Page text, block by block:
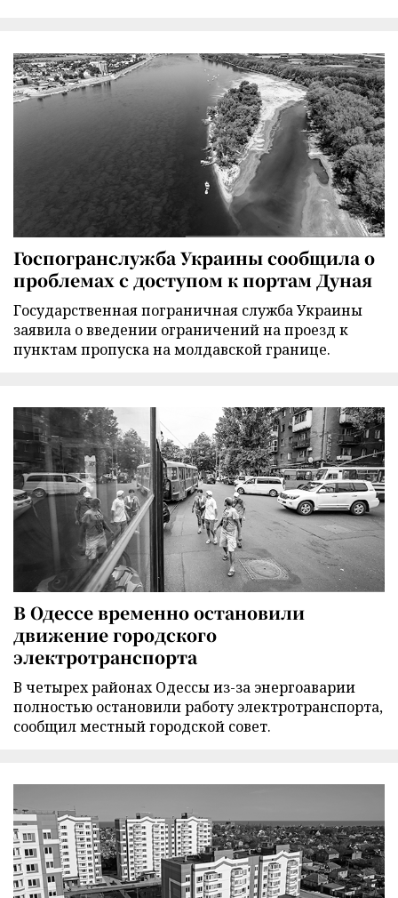
Госпогранслужба Украины сообщила о
проблемах с доступом к портам Дуная
Государственная пограничная служба Украины
заявила о введении ограничений на проезд к
пунктам пропуска на молдавской границе.
В Одессе временно остановили
движение городского
электротранспорта
В четырех районах Одессы из-за энергоаварии
полностью остановили работу электротранспорта,
сообщил местный городской совет.